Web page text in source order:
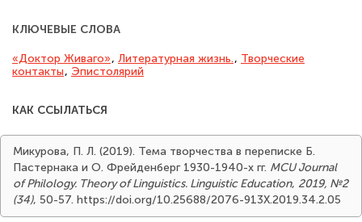
КЛЮЧЕВЫЕ СЛОВА
«Доктор Живаго», Литера­турная жизнь., Творческие
контакты, Эпистолярий
КАК ССЫЛАТЬСЯ
Микурова, П. Л. (2019). Тема творчества в переписке Б.
Пастернака и О. Фрейденберг 1930-1940-х гг. MCU Journal
of Philology. Theory of Linguistics. Linguistic Education, 2019, №2
(34), 50-57. https://doi.org/10.25688/2076-913X.2019.34.2.05